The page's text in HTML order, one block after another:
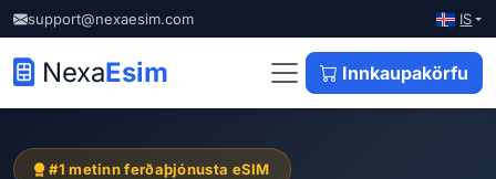
support@nexaesim.com IS
NexaEsim Innkaupakörfu
#1 metinn ferðaþjónusta eSIM